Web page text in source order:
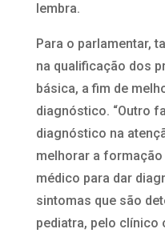
lembra.
Para o parlamentar,
na qualificação dos
básica, a fim de
diagnóstico. “Outro
diagnóstico na
melhorar a
médico para dar
sintomas que são
pediatra, pelo clínico